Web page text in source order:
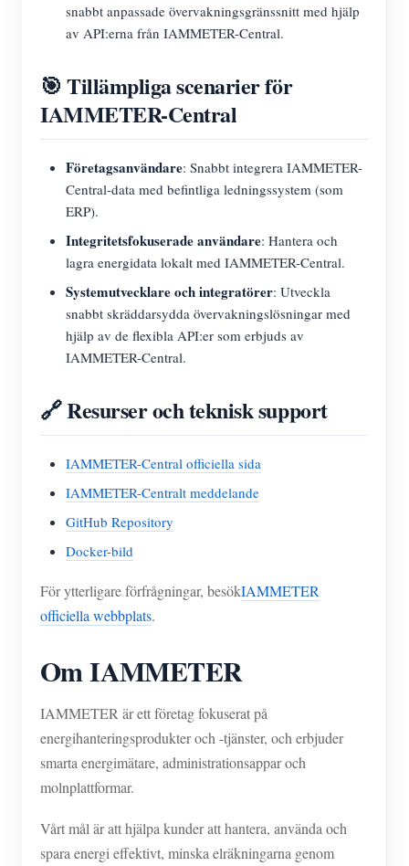
snabbt anpassade övervakningsgränssnitt med hjälp
av API:erna från IAMMETER-Central.
🎯 Tillämpliga scenarier för
IAMMETER-Central
Företagsanvändare: Snabbt integrera IAMMETER-
Central-data med befintliga ledningssystem (som
ERP).
Integritetsfokuserade användare: Hantera och
lagra energidata lokalt med IAMMETER-Central.
Systemutvecklare och integratörer: Utveckla
snabbt skräddarsydda övervakningslösningar med
hjälp av de flexibla API:er som erbjuds av
IAMMETER-Central.
🔗 Resurser och teknisk support
IAMMETER-Central officiella sida
IAMMETER-Centralt meddelande
GitHub Repository
Docker-bild
För ytterligare förfrågningar, besökIAMMETER
officiella webbplats.
Om IAMMETER
IAMMETER är ett företag fokuserat på
energihanteringsprodukter och -tjänster, och erbjuder
smarta energimätare, administrationsappar och
molnplattformar.
Vårt mål är att hjälpa kunder att hantera, använda och
spara energi effektivt, minska elräkningarna genom